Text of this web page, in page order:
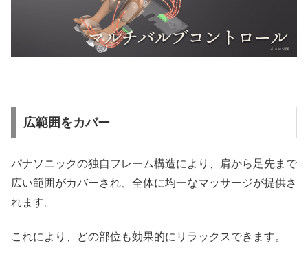
広範囲をカバー
パナソニックの独自フレーム構造により、肩から足先まで
広い範囲がカバーされ、全体に均一なマッサージが提供さ
れます。
これにより、どの部位も効果的にリラックスできます。